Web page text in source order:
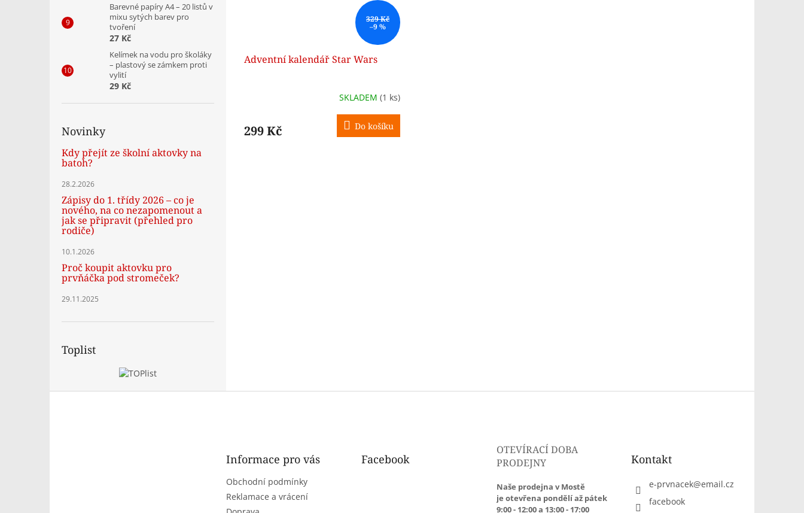
Barevné papíry A4 – 20 listů v
mixu sytých barev pro
tvoření
27 Kč
Kelímek na vodu pro školáky
– plastový se zámkem proti
vylití
29 Kč
Novinky
Kdy přejít ze školní aktovky na
batoh?
28.2.2026
Zápisy do 1. třídy 2026 – co je
nového, na co nezapomenout a
jak se připravit (přehled pro
rodiče)
10.1.2026
Proč koupit aktovku pro
prvňáčka pod stromeček?
29.11.2025
Toplist
329 Kč
–9 %
Adventní kalendář Star Wars
SKLADEM (1 ks)
299 Kč Do košíku
Informace pro vás
Obchodní podmínky
Reklamace a vrácení
Facebook
OTEVÍRACÍ DOBA
PRODEJNY
Naše prodejna v Mostě
je otevřena pondělí až pátek
9:00 - 12:00 a 13:00 - 17:00
Kontakt
e-prvnacek@email.cz
facebook